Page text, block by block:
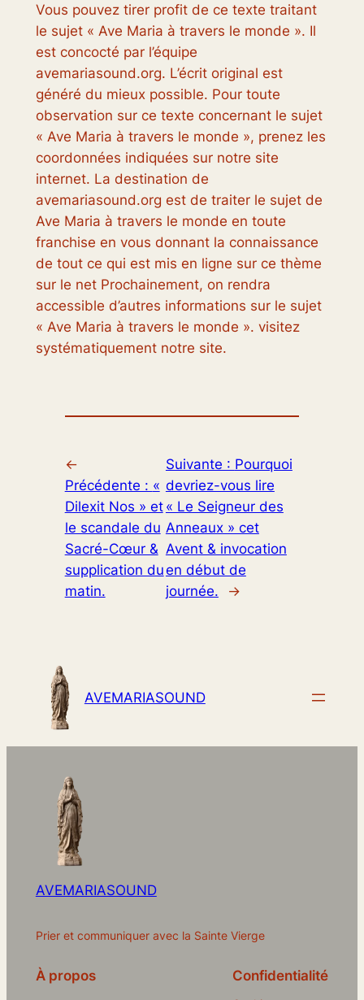
Vous pouvez tirer profit de ce texte traitant
le sujet « Ave Maria à travers le monde ». Il
est concocté par l’équipe
avemariasound.org. L’écrit original est
généré du mieux possible. Pour toute
observation sur ce texte concernant le sujet
« Ave Maria à travers le monde », prenez les
coordonnées indiquées sur notre site
internet. La destination de
avemariasound.org est de traiter le sujet de
Ave Maria à travers le monde en toute
franchise en vous donnant la connaissance
de tout ce qui est mis en ligne sur ce thème
sur le net Prochainement, on rendra
accessible d’autres informations sur le sujet
« Ave Maria à travers le monde ». visitez
systématiquement notre site.
←
Précédente : «
Dilexit Nos » et
le scandale du
Sacré-Cœur &
supplication du
matin.
Suivante : Pourquoi
devriez-vous lire
« Le Seigneur des
Anneaux » cet
Avent & invocation
en début de
journée.
→
AVEMARIASOUND
AVEMARIASOUND
Prier et communiquer avec la Sainte Vierge
À propos Confidentialité